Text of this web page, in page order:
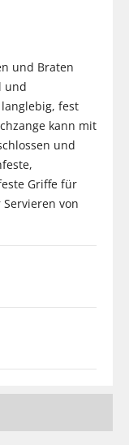
und Braten
und
fest
kann mit
und
Griffe für
von